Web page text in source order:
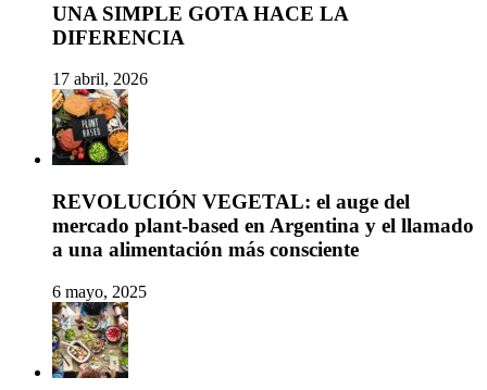
UNA SIMPLE GOTA HACE LA
DIFERENCIA
17 abril, 2026
REVOLUCIÓN VEGETAL: el auge del
mercado plant-based en Argentina y el llamado
a una alimentación más consciente
6 mayo, 2025